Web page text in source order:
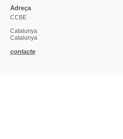
Adreça
CCBE
Catalunya
Catalunya
contacte